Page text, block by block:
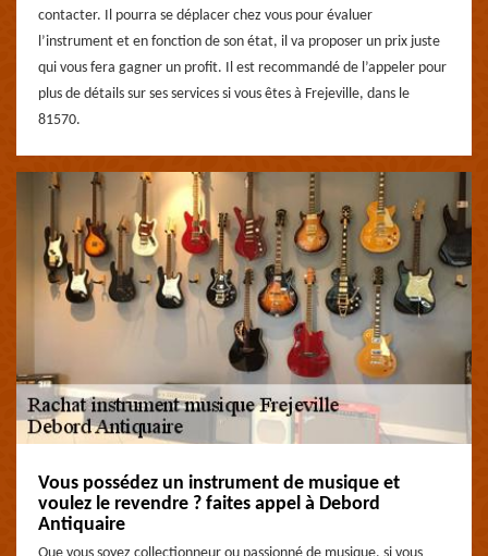
contacter. Il pourra se déplacer chez vous pour évaluer
l’instrument et en fonction de son état, il va proposer un prix juste
qui vous fera gagner un profit. Il est recommandé de l’appeler pour
plus de détails sur ses services si vous êtes à Frejeville, dans le
81570.
Vous possédez un instrument de musique et
voulez le revendre ? faites appel à Debord
Antiquaire